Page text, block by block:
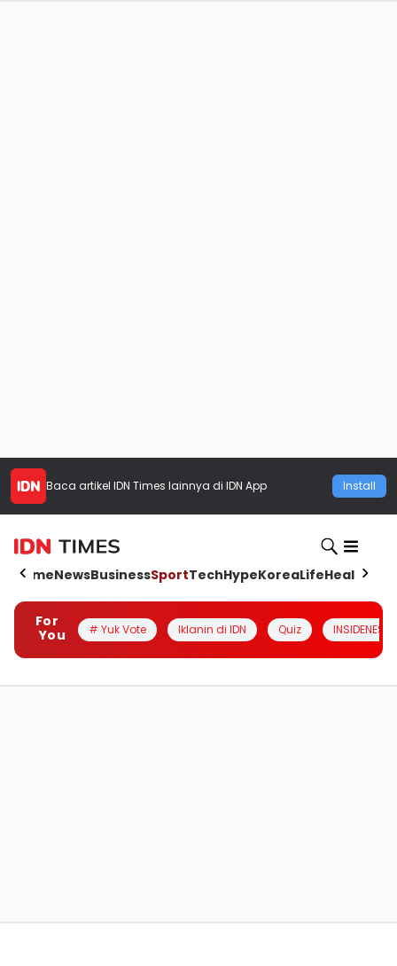
Baca artikel IDN Times lainnya di IDN App Install
HomeNewsBusinessSportTechHypeKoreaLifeHealth
For
You
# Yuk Vote Iklanin di IDN Quiz INSIDENESIA